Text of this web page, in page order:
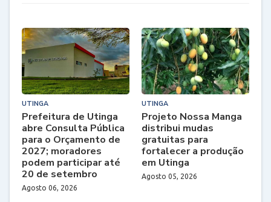
UTINGA
Prefeitura de Utinga
abre Consulta Pública
para o Orçamento de
2027; moradores
podem participar até
20 de setembro
Agosto 06, 2026
UTINGA
Projeto Nossa Manga
distribui mudas
gratuitas para
fortalecer a produção
em Utinga
Agosto 05, 2026